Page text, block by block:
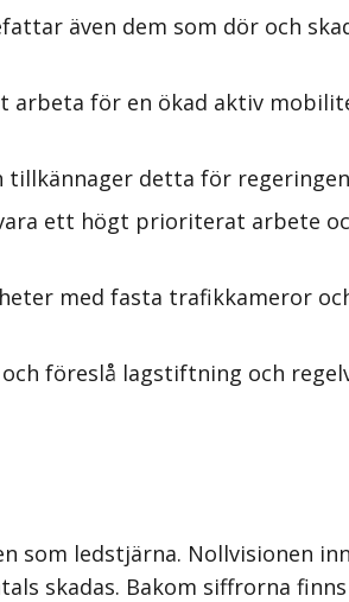
även dem som dör och
för en ökad aktiv
detta för
ett högt prioriterat arbete
med fasta trafikkameror
föreslå lagstiftning och
som ledstjärna. Nollvisionen
skadas. Bakom siffrorna